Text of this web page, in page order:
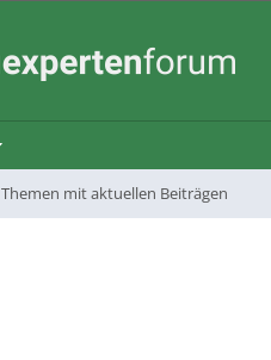
Themen mit aktuellen Beiträgen